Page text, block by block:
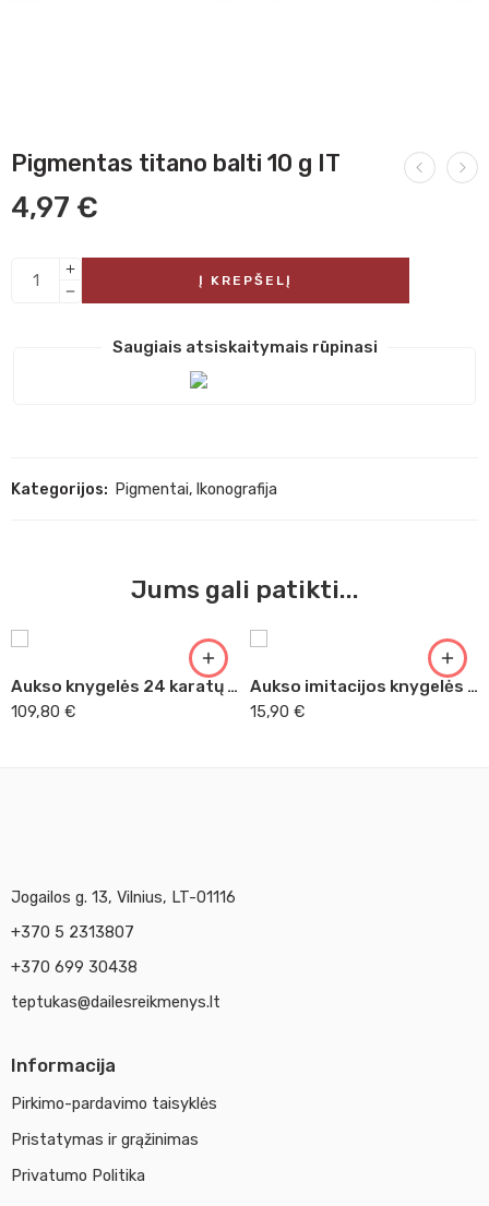
Pigmentas titano balti 10 g IT
4,97 €
Į KREPŠELĮ
Saugiais atsiskaitymais rūpinasi
Kategorijos: Pigmentai, Ikonografija
Jums gali patikti...
Aukso knygelės 24 karatų neklijuotais lapeliais 8 x 8
109,80 €
Aukso imitacijos knygelės 14 x 14
15,90 €
Jogailos g. 13, Vilnius, LT-01116
+370 5 2313807
+370 699 30438
teptukas@dailesreikmenys.lt
Informacija
Pirkimo-pardavimo taisyklės
Pristatymas ir grąžinimas
Privatumo Politika